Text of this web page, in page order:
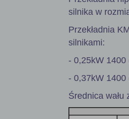
silnika w
Przekładnia
silnikami:
- 0,25kW 1400
- 0,37kW 1400
Średnica wału